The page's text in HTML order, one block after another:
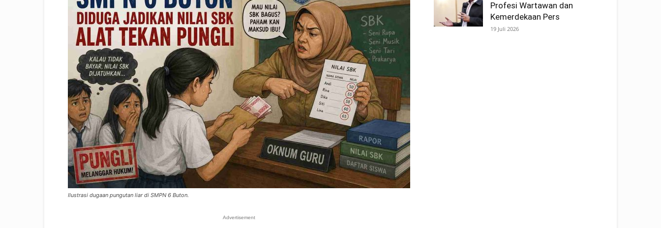
Ilustrasi dugaan pungutan liar di SMPN 6 Buton.
Advertisement
Profesi Wartawan dan
Kemerdekaan Pers
19 Juli 2026